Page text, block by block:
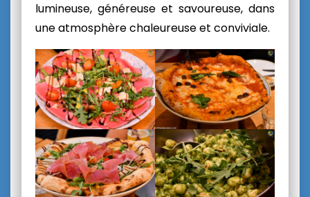
lumineuse, généreuse et savoureuse, dans
une atmosphère chaleureuse et conviviale.